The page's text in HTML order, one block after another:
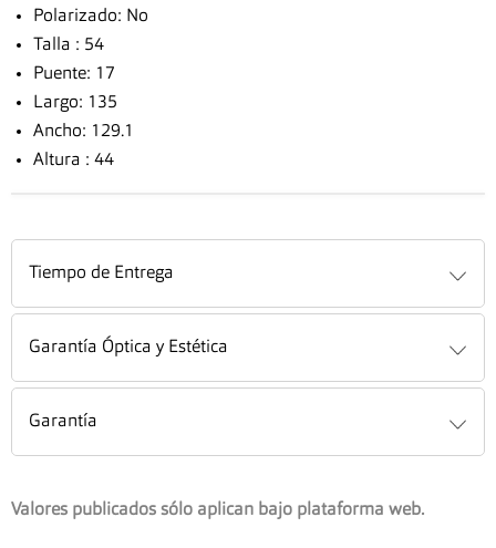
Polarizado: No
Talla : 54
Puente: 17
Largo: 135
Ancho: 129.1
Altura : 44
Tiempo de Entrega
Garantía Óptica y Estética
Garantía
Valores publicados sólo aplican bajo plataforma web.